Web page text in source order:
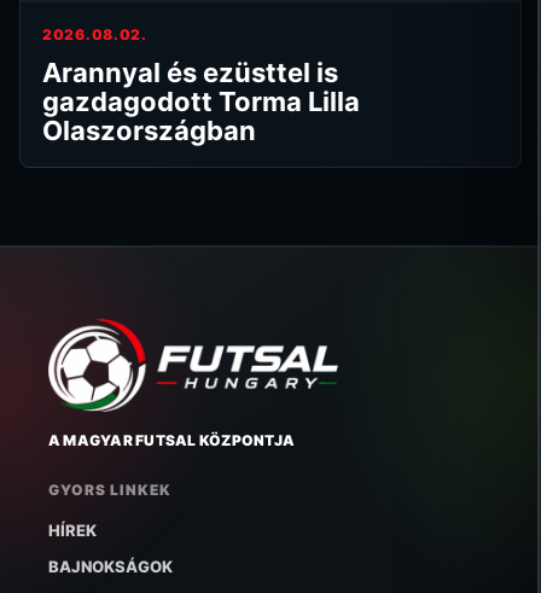
2026.08.02.
Arannyal és ezüsttel is
gazdagodott Torma Lilla
Olaszországban
A MAGYAR FUTSAL KÖZPONTJA
GYORS LINKEK
HÍREK
BAJNOKSÁGOK